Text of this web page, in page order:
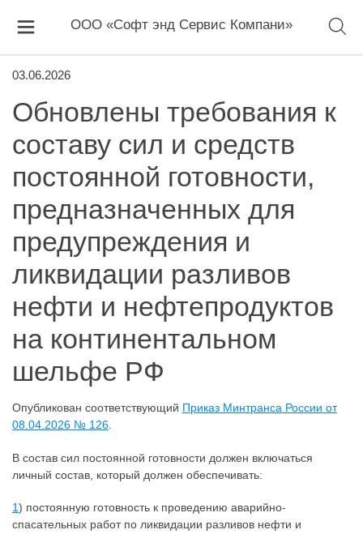
ООО «Софт энд Сервис Компани»
03.06.2026
Обновлены требования к
составу сил и средств
постоянной готовности,
предназначенных для
предупреждения и
ликвидации разливов
нефти и нефтепродуктов
на континентальном
шельфе РФ
Опубликован соответствующий Приказ Минтранса России от
08.04.2026 № 126
В состав сил постоянной готовности должен включаться
личный состав, который должен обеспечивать:
1) постоянную готовность к проведению аварийно-
спасательных работ по ликвидации разливов нефти и